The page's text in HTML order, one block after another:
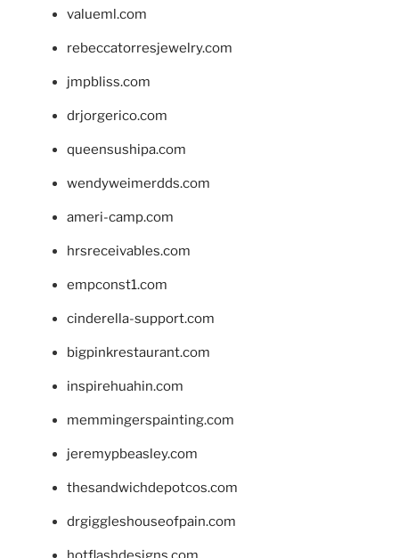
valueml.com
rebeccatorresjewelry.com
jmpbliss.com
drjorgerico.com
queensushipa.com
wendyweimerdds.com
ameri-camp.com
hrsreceivables.com
empconst1.com
cinderella-support.com
bigpinkrestaurant.com
inspirehuahin.com
memmingerspainting.com
jeremypbeasley.com
thesandwichdepotcos.com
drgiggleshouseofpain.com